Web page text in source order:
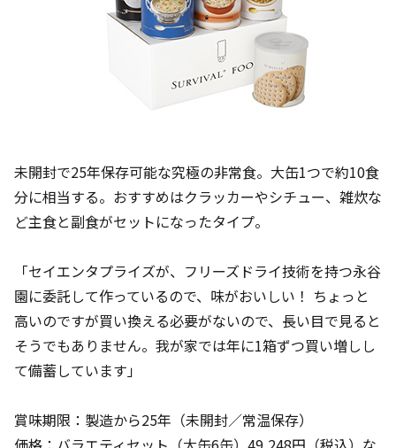
未開封で25年保存可能な究極の非常食。大缶1つで約10食
分に相当する。おすすめはクラッカーやシチュー、雑炊な
ど主食と副食がセットになったタイプ。
「セイエンタプライズが、フリーズドライ技術を持つ永谷
園に委託して作っているので、味がおいしい！ ちょっと
高いのですが買い換える必要がないので、長い目で見ると
そうでもありません。我が家では年に1箱ずつ買い増しし
て備蓄しています」
賞味期限：製造から25年（未開封／常温保存）